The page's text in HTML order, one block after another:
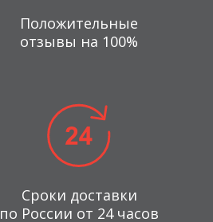
Положительные
отзывы на 100%
Сроки доставки
по России от 24 часов